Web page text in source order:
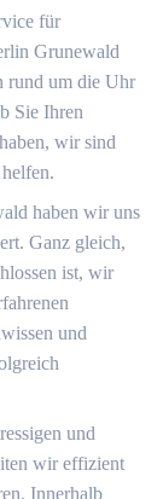
für
Grunewald
rund um die Uhr
Sie Ihren
wir sind
haben wir uns
Ganz gleich,
ist, wir
und
und
wir effizient
Innerhalb